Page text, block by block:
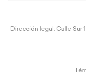
Dirección legal: Calle Sur